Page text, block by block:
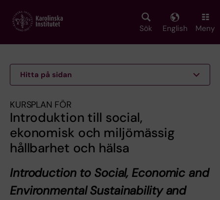
main
Sök English Meny
Hitta på sidan
KURSPLAN FÖR
Introduktion till social,
ekonomisk och miljömässig
hållbarhet och hälsa
Introduction to Social, Economic and
Environmental Sustainability and